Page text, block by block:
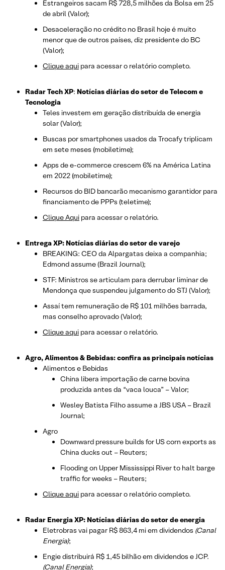
Estrangeiros sacam R$ 728,5 milhões da Bolsa em 25
de abril (Valor);
Desaceleração no crédito no Brasil hoje é muito
menor que de outros países, diz presidente do BC
(Valor);
Clique aqui para acessar o relatório completo.
Radar Tech XP: Notícias diárias do setor de Telecom e
Tecnologia
Teles investem em geração distribuída de energia
solar (Valor);
Buscas por smartphones usados da Trocafy triplicam
em sete meses (mobiletime);
Apps de e-commerce crescem 6% na América Latina
em 2022 (mobiletime);
Recursos do BID bancarão mecanismo garantidor para
financiamento de PPPs (teletime);
Clique Aqui para acessar o relatório.
Entrega XP: Notícias diárias do setor de varejo
BREAKING: CEO da Alpargatas deixa a companhia;
Edmond assume (Brazil Journal);
STF: Ministros se articulam para derrubar liminar de
Mendonça que suspendeu julgamento do STJ (Valor);
Assaí tem remuneração de R$ 101 milhões barrada,
mas conselho aprovado (Valor);
Clique aqui para acessar o relatório.
Agro, Alimentos & Bebidas: confira as principais notícias
Alimentos e Bebidas
China libera importação de carne bovina
produzida antes da “vaca louca” – Valor;
Wesley Batista Filho assume a JBS USA – Brazil
Journal;
Agro
Downward pressure builds for US corn exports as
China ducks out – Reuters;
Flooding on Upper Mississippi River to halt barge
traffic for weeks – Reuters;
Clique aqui para acessar o relatório completo.
Radar Energia XP: Notícias diárias do setor de energia
Eletrobras vai pagar R$ 863,4 mi em dividendos (Canal
Energia);
Engie distribuirá R$ 1,45 bilhão em dividendos e JCP.
(Canal Energia);